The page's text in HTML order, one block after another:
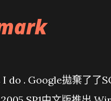
do . Google拋棄了了